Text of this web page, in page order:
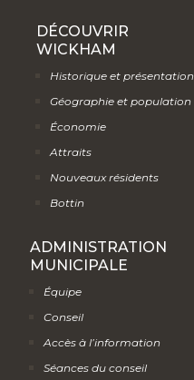
DÉCOUVRIR
WICKHAM
Historique et présentation
Géographie et population
Économie
Attraits
Nouveaux résidents
Bottin
ADMINISTRATION
MUNICIPALE
Équipe
Conseil
Accès à l’information
Séances du conseil